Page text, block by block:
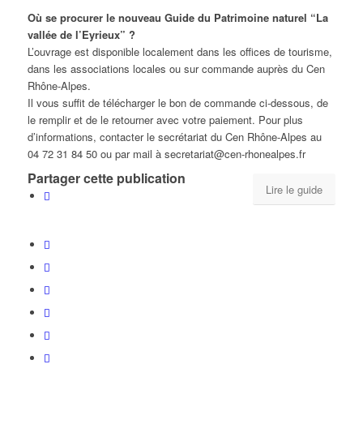
Où se procurer le nouveau Guide du Patrimoine naturel “La
vallée de l’Eyrieux” ?
L’ouvrage est disponible localement dans les offices de tourisme,
dans les associations locales ou sur commande auprès du Cen
Rhône-Alpes.
Il vous suffit de télécharger le bon de commande ci-dessous, de
le remplir et de le retourner avec votre paiement. Pour plus
d’informations, contacter le secrétariat du Cen Rhône-Alpes au
04 72 31 84 50 ou par mail à secretariat@cen-rhonealpes.fr
Lire le guide
Partager cette publication